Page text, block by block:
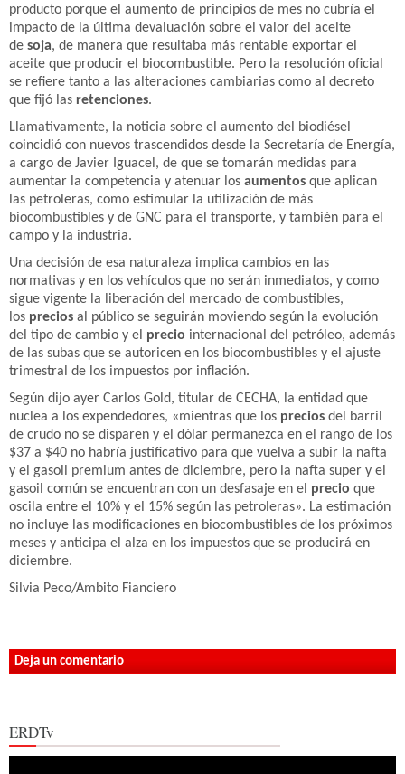
producto porque el aumento de principios de mes no cubría el
impacto de la última devaluación sobre el valor del aceite
de soja, de manera que resultaba más rentable exportar el
aceite que producir el biocombustible. Pero la resolución oficial
se refiere tanto a las alteraciones cambiarias como al decreto
que fijó las retenciones.
Llamativamente, la noticia sobre el aumento del biodiésel
coincidió con nuevos trascendidos desde la Secretaría de Energía,
a cargo de Javier Iguacel, de que se tomarán medidas para
aumentar la competencia y atenuar los aumentos que aplican
las petroleras, como estimular la utilización de más
biocombustibles y de GNC para el transporte, y también para el
campo y la industria.
Una decisión de esa naturaleza implica cambios en las
normativas y en los vehículos que no serán inmediatos, y como
sigue vigente la liberación del mercado de combustibles,
los precios al público se seguirán moviendo según la evolución
del tipo de cambio y el precio internacional del petróleo, además
de las subas que se autoricen en los biocombustibles y el ajuste
trimestral de los impuestos por inflación.
Según dijo ayer Carlos Gold, titular de CECHA, la entidad que
nuclea a los expendedores, «mientras que los precios del barril
de crudo no se disparen y el dólar permanezca en el rango de los
$37 a $40 no habría justificativo para que vuelva a subir la nafta
y el gasoil premium antes de diciembre, pero la nafta super y el
gasoil común se encuentran con un desfasaje en el precio que
oscila entre el 10% y el 15% según las petroleras». La estimación
no incluye las modificaciones en biocombustibles de los próximos
meses y anticipa el alza en los impuestos que se producirá en
diciembre.
Silvia Peco/Ambito Fianciero
Deja un comentario
ERDTv